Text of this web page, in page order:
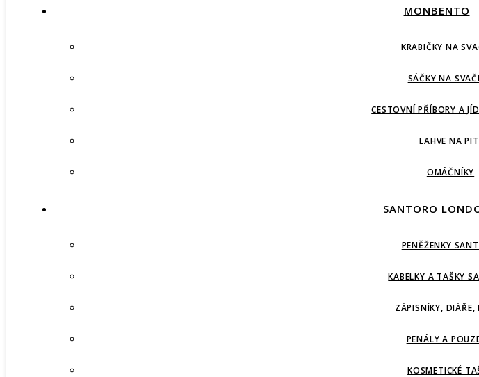
MONBENTO
KRABIČKY NA
SÁČKY NA
CESTOVNÍ PŘÍBORY A
LAHVE NA
OMÁČNÍKY
SANTORO
PENĚŽENKY
KABELKY A TAŠKY
ZÁPISNÍKY, DIÁŘE,
PENÁLY A
KOSMETICKÉ